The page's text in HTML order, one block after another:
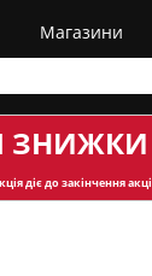
Магазини
ЗНИЖКИ
діє до закінчення